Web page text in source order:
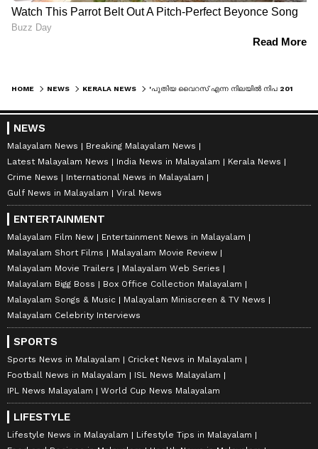
HOME NEWS KERALA NEWS
NEWS
Malayalam News
Breaking Malayalam News
Latest Malayalam News
India News in Malayalam
Kerala News
Crime News
International News in Malayalam
Gulf News in Malayalam
Viral News
ENTERTAINMENT
Malayalam Film New
Entertainment News in Malayalam
Malayalam Short Films
Malayalam Movie Review
Malayalam Movie Trailers
Malayalam Web Series
Malayalam Bigg Boss
Box Office Collection Malayalam
Malayalam Songs & Music
Malayalam Miniscreen & TV News
Malayalam Celebrity Interviews
SPORTS
Sports News in Malayalam
Cricket News in Malayalam
Football News in Malayalam
ISL News Malayalam
IPL News Malayalam
World Cup News Malayalam
LIFESTYLE
Lifestyle News in Malayalam
Lifestyle Tips in Malayalam